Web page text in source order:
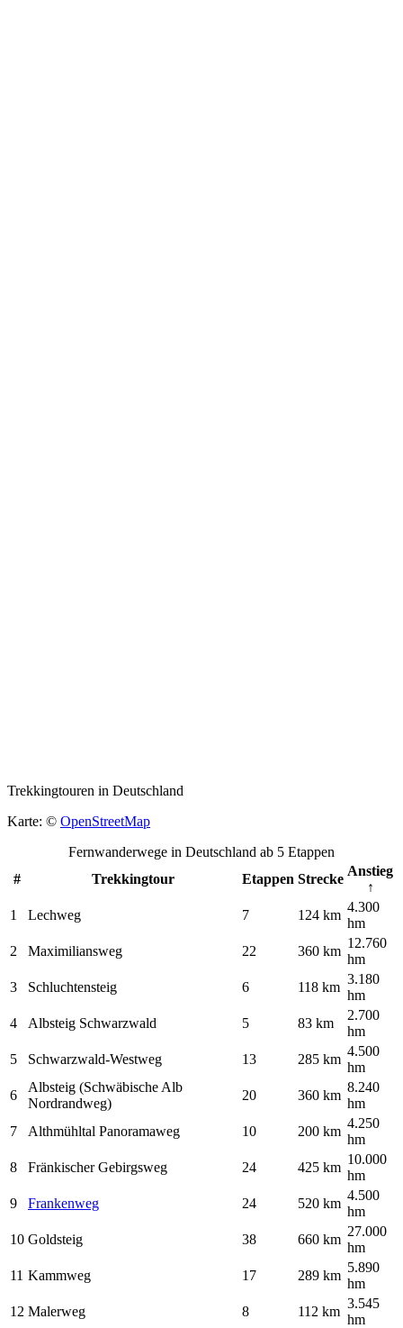
Trekkingtouren in Deutschland
Karte: © OpenStreetMap
Fernwanderwege in Deutschland ab 5 Etappen
#
Trekkingtour Etappen Strecke
Anstieg
↑
1
Lechweg 7 124 km
4.300
hm
2
Maximiliansweg 22 360 km
12.760
hm
3
Schluchtensteig 6 118 km
3.180
hm
4
Albsteig Schwarzwald 5 83 km
2.700
hm
5
Schwarzwald-Westweg 13 285 km
4.500
hm
6
Albsteig (Schwäbische Alb
Nordrandweg)
20 360 km
8.240
hm
7
Althmühltal Panoramaweg 10 200 km
4.250
hm
8
Fränkischer Gebirgsweg 24 425 km
10.000
hm
9
Frankenweg 24 520 km
4.500
hm
10 Goldsteig 38 660 km
27.000
hm
11 Kammweg 17 289 km
5.890
hm
12 Malerweg 8 112 km
3.545
hm